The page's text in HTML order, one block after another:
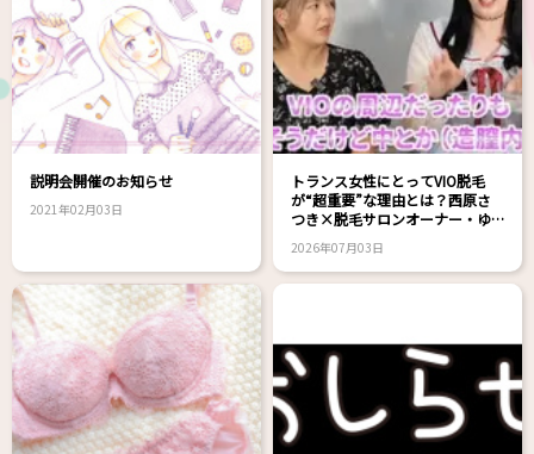
説明会開催のお知らせ
2021年02月03日
トランス女性にとってVIO脱毛
が“超重要”な理由とは？西原さ
つき×脱毛サロンオーナー・ゆ
2026年07月03日